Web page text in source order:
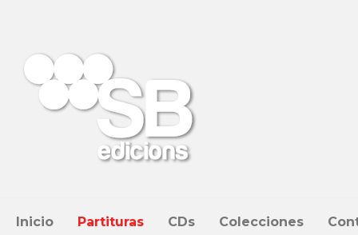
Inicio Partituras CDs Colecciones